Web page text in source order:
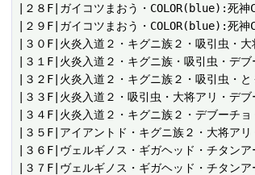
|２８F|ガイコツまおう・COLOR(blue):死
|２９F|ガイコツまおう・COLOR(blue):死
|３０F|火炎入道２・キグニ族２・吸引虫・
|３１F|火炎入道２・キグニ族・吸引虫・デ
|３２F|火炎入道２・キグニ族２・吸引虫・
|３３F|火炎入道２・吸引虫・大将アリ・デ
|３４F|火炎入道２・キグニ族２・デブーチ
|３５F|アイアントド・キグニ族２・大将ア
|３６F|ヴェルギノス・ギガヘッド・チタン
|３７F|ヴェルギノス・ギガヘッド・チタン